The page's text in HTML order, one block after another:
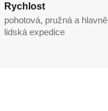
Rychlost
pohotová, pružná a hlavně
lidská expedice